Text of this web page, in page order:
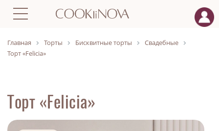
Главная Торты Бисквитные торты
Свадебные
Торт «Felicia»
Торт «Felicia»